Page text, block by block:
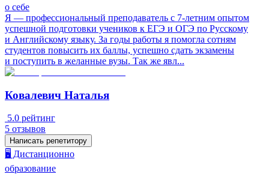
о себе
Я — профессиональный преподаватель с 7-летним опытом
успешной подготовки учеников к ЕГЭ и ОГЭ по Русскому
и Английскому языку. За годы работы я помогла сотням
студентов повысить их баллы, успешно сдать экзамены
и поступить в желанные вузы. Так же явл...
Ковалевич Наталья
5.0 рейтинг
5 отзывов
Написать репетитору
🖥️ Дистанционно
образование